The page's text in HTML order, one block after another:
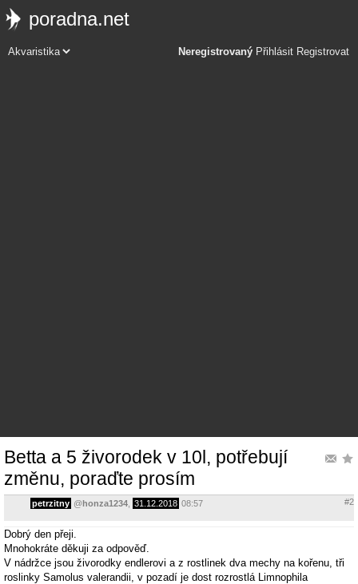
poradna.net
Neregistrovaný Přihlásit Registrovat
Betta a 5 živorodek v 10l, potřebují
změnu, poraďte prosím
petrzitny @honza1234 31.12.2018 08:57 #2
Dobrý den přeji.
Mnohokráte děkuji za odpověď.
V nádržce jsou živorodky endlerovi a z rostlinek dva mechy na kořenu, tři
roslinky Samolus valerandii, v pozadí je dost rozrostlá Limnophila